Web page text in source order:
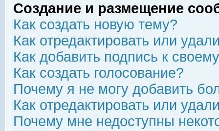
Создание и размещение
Как создать новую тему?
Как отредактировать или
Как добавить подпись к
Как создать голосование?
Почему я не могу добавить
Как отредактировать или
Почему мне недоступны